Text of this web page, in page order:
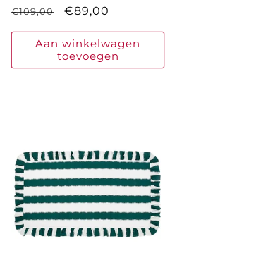
Normale
prijs
€109,00 Aanbiedingsprijs
€89,00
Aan winkelwagen
toevoegen